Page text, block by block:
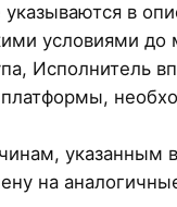
в
условиями
Исполнитель
на